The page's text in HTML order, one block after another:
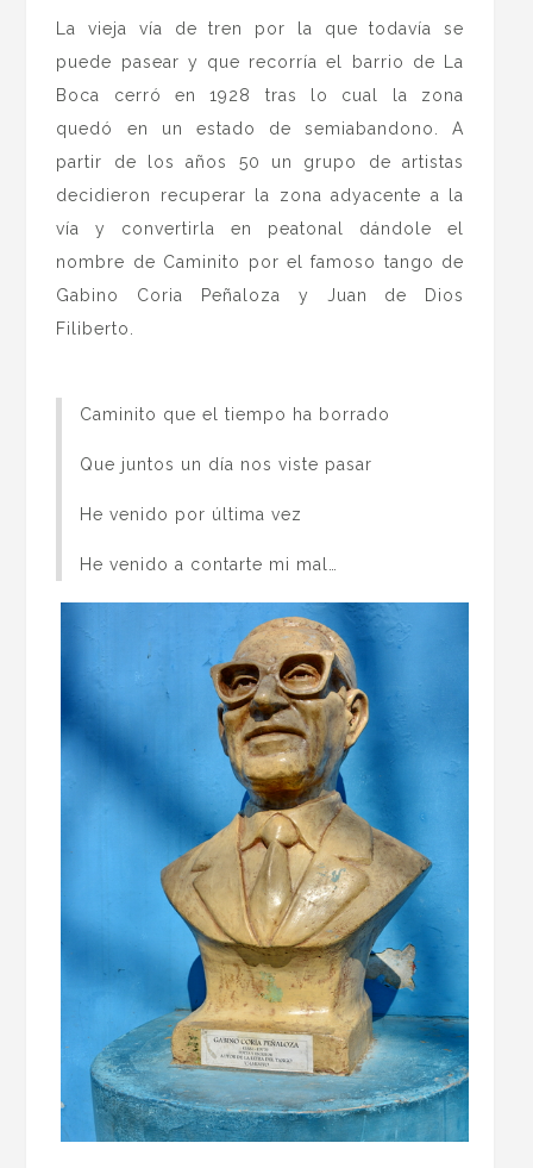
La vieja vía de tren por la que todavía se
puede pasear y que recorría el barrio de La
Boca cerró en 1928 tras lo cual la zona
quedó en un estado de semiabandono. A
partir de los años 50 un grupo de artistas
decidieron recuperar la zona adyacente a la
vía y convertirla en peatonal dándole el
nombre de Caminito por el famoso tango de
Gabino Coria Peñaloza y Juan de Dios
Filiberto.
Caminito que el tiempo ha borrado
Que juntos un día nos viste pasar
He venido por última vez
He venido a contarte mi mal…